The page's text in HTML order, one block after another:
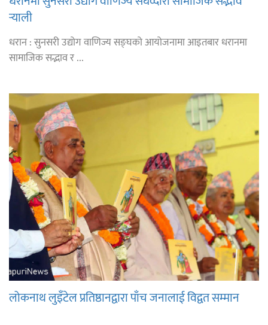
र्‍याली
धरान : सुनसरी उद्योग वाणिज्य सङ्घको आयोजनामा आइतबार धरानमा
सामाजिक सद्भाव र ...
लोकनाथ लुइँटेल प्रतिष्ठानद्वारा पाँच जनालाई विद्वत सम्मान